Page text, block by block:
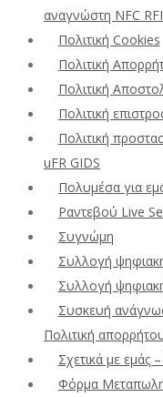
αναγνώστη NFC
Πολιτική Cookies
Πολιτική
Πολιτική
Πολιτική
Πολιτική
uFR GIDS
Πολυμέσα για
Ραντεβού Live
Συγνώμη
Συλλογή
Συλλογή
Συσκευή
Πολιτική
Σχετικά με εμάς
Φόρμα